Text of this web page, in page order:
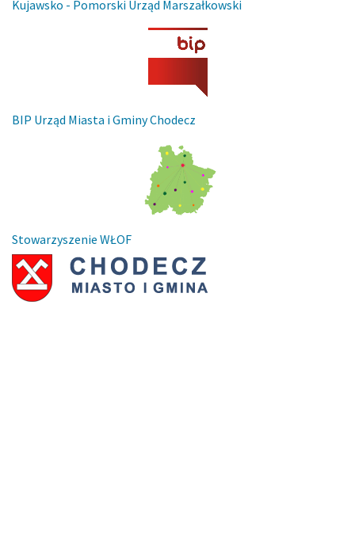
Kujawsko - Pomorski Urząd Marszałkowski
BIP Urząd Miasta i Gminy Chodecz
Stowarzyszenie WŁOF